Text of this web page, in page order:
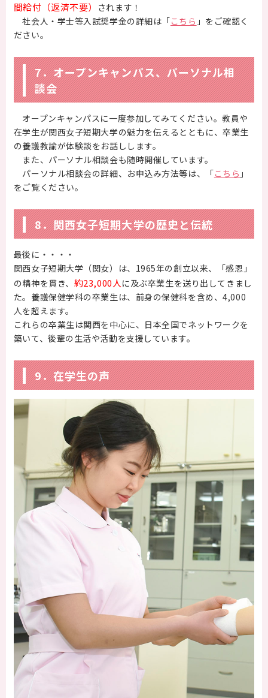
間給付（返済不要）
されます！
社会人・学士等入試奨学金の詳細は「こちら 」をご確認く
ださい。
7．オープンキャンパス、パーソナル相
談会
オープンキャンパスに一度参加してみてください。教員や
在学生が関西女子短期大学の魅力を伝えるとともに、卒業生
の養護教諭が体験談をお話しします。
また、パーソナル相談会も随時開催しています。
パーソナル相談会の詳細、お申込み方法等は、「こちら 」
をご覧ください。
8．関西女子短期大学の歴史と伝統
最後に・・・・
関西女子短期大学（関女）は、1965年の創立以来、「感恩」
の精神を貫き、 約23,000人 に及ぶ卒業生を送り出してきまし
た。養護保健学科の卒業生は、前身の保健科を含め、4,000
人を超えます。
これらの卒業生は関西を中心に、日本全国でネットワークを
築いて、後輩の生活や活動を支援しています。
9．在学生の声